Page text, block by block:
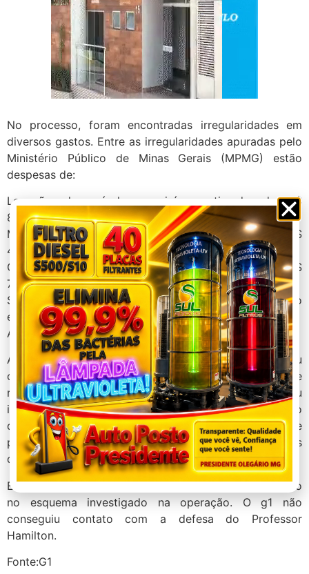
No processo, foram encontradas irregularidades em
diversos gastos. Entre as irregularidades apuradas pelo
Ministério Público de Minas Gerais (MPMG) estão
despesas de:
Locação de veículos: prejuízo estimado de R$
80.195,00;
Manutenção de veículos: prejuízo estimado de R$
41.931,16;
Combustível e lubrificantes: prejuízo estimado de R$
71.231,03;
Serviços de gráficos e materiais de escritório: prejuízo
estimado de R$ 48.909,00;
Alimentação: prejuízo estimado de R$ 39.329,70.
Além do ressarcimento do valor, a Justiça ainda proibiu
o ex-vereador de contratar com o poder público ou de
receber incentivos fiscais ou creditícios, direta ou
indiretamente, pelo prazo de 10 anos, e a suspensão
dos direitos políticos, também por 10 anos, e
pagamento de multa civil no mesmo valor, com as
devidas atualizações.
Ele é o terceiro vereador condenado por envolvimento
no esquema investigado na operação. O g1 não
conseguiu contato com a defesa do Professor
Hamilton.
Fonte:G1